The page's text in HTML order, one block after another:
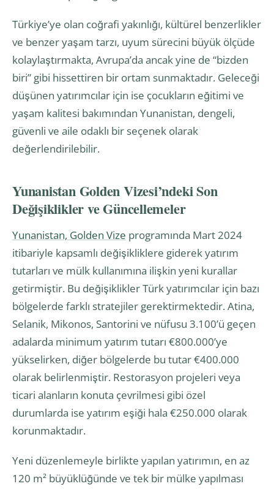
Türkiye’ye olan coğrafi yakınlığı, kültürel benzerlikler
ve benzer yaşam tarzı, uyum sürecini büyük ölçüde
kolaylaştırmakta, Avrupa’da ancak yine de “bizden
biri” gibi hissettiren bir ortam sunmaktadır. Geleceği
düşünen yatırımcılar için ise çocukların eğitimi ve
yaşam kalitesi bakımından Yunanistan, dengeli,
güvenli ve aile odaklı bir seçenek olarak
değerlendirilebilir.
Yunanistan Golden Vizesi’ndeki Son
Değişiklikler ve Güncellemeler
Yunanistan, Golden Vize programında Mart 2024
itibariyle kapsamlı değişikliklere giderek yatırım
tutarları ve mülk kullanımına ilişkin yeni kurallar
getirmiştir. Bu değişiklikler Türk yatırımcılar için bazı
bölgelerde farklı stratejiler gerektirmektedir. Atina,
Selanik, Mikonos, Santorini ve nüfusu 3.100’ü geçen
adalarda minimum yatırım tutarı €800.000’ye
yükselirken, diğer bölgelerde bu tutar €400.000
olarak belirlenmiştir. Restorasyon projeleri veya
ticari alanların konuta çevrilmesi gibi özel
durumlarda ise yatırım eşiği hala €250.000 olarak
korunmaktadır.
Yeni düzenlemeyle birlikte yapılan yatırımın, en az
120 m² büyüklüğünde ve tek bir mülke yapılması